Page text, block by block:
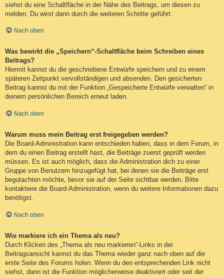
siehst du eine Schaltfläche in der Nähe des Beitrags, um diesen zu
melden. Du wirst dann durch die weiteren Schritte geführt.
Nach oben
Was bewirkt die „Speichern“-Schaltfläche beim Schreiben eines
Beitrags?
Hiermit kannst du die geschriebene Entwürfe speichern und zu einem
späteren Zeitpunkt vervollständigen und absenden. Den gesicherten
Beitrag kannst du mit der Funktion „Gespeicherte Entwürfe verwalten“ in
deinem persönlichen Bereich erneut laden.
Nach oben
Warum muss mein Beitrag erst freigegeben werden?
Die Board-Administration kann entschieden haben, dass in dem Forum, in
dem du einen Beitrag erstellt hast, die Beiträge zuerst geprüft werden
müssen. Es ist auch möglich, dass die Administration dich zu einer
Gruppe von Benutzern hinzugefügt hat, bei denen sie die Beiträge erst
begutachten möchte, bevor sie auf der Seite sichtbar werden. Bitte
kontaktiere die Board-Administration, wenn du weitere Informationen dazu
benötigst.
Nach oben
Wie markiere ich ein Thema als neu?
Durch Klicken des „Thema als neu markieren“-Links in der
Beitragsansicht kannst du das Thema wieder ganz nach oben auf die
erste Seite des Forums holen. Wenn du den entsprechenden Link nicht
siehst, dann ist die Funktion möglicherweise deaktiviert oder seit der